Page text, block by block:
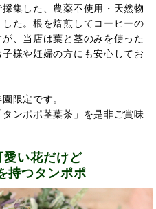
集した、農薬不使用・天然物
た。根を焙煎してコーヒーの
、当店は葉と茎のみを使った
様や妊婦の方にも安心してお
限定です。
ンポポ茎葉茶」を是非ご賞味
愛い花だけど
持つタンポポ